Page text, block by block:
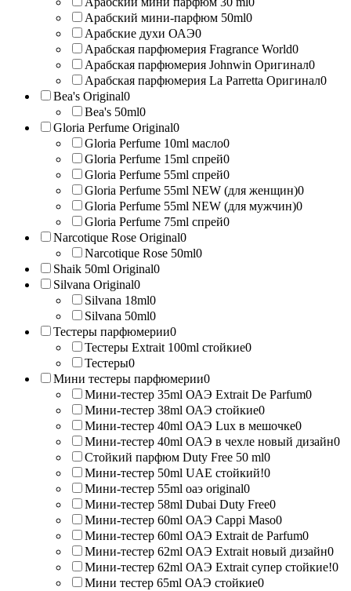
Арабский мини-парфюм 50ml0
Арабские духи ОАЭ0
Арабская парфюмерия Fragrance World0
Арабская парфюмерия Johnwin Оригинал0
Арабская парфюмерия La Parretta Оригинал0
Bea's Original0
Bea's 50ml0
Gloria Perfume Original0
Gloria Perfume 10ml масло0
Gloria Perfume 15ml спрей0
Gloria Perfume 55ml спрей0
Gloria Perfume 55ml NEW (для женщин)0
Gloria Perfume 55ml NEW (для мужчин)0
Gloria Perfume 75ml спрей0
Narcotique Rose Original0
Narcotique Rose 50ml0
Shaik 50ml Original0
Silvana Original0
Silvana 18ml0
Silvana 50ml0
Тестеры парфюмерии0
Тестеры Extrait 100ml стойкие0
Тестеры0
Мини тестеры парфюмерии0
Мини-тестер 35ml ОАЭ Extrait De Parfum0
Мини-тестер 38ml ОАЭ стойкие0
Мини-тестер 40ml ОАЭ Lux в мешочке0
Мини-тестер 40ml ОАЭ в чехле новый дизайн0
Стойкий парфюм Duty Free 50 ml0
Мини-тестер 50ml UAE стойкий!0
Мини-тестер 55ml оаэ original0
Мини-тестер 58ml Dubai Duty Free0
Мини-тестер 60ml ОАЭ Cappi Maso0
Мини-тестер 60ml ОАЭ Extrait de Parfum0
Мини-тестер 62ml ОАЭ Extrait новый дизайн0
Мини-тестер 62ml ОАЭ Extrait супер стойкие!0
Мини тестер 65ml ОАЭ стойкие0